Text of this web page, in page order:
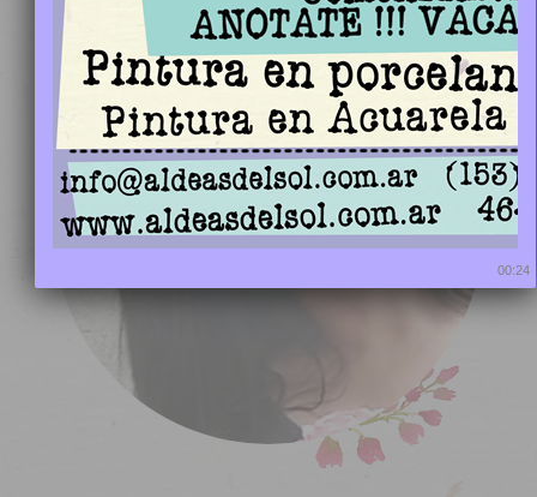
Acerca de...
00:23